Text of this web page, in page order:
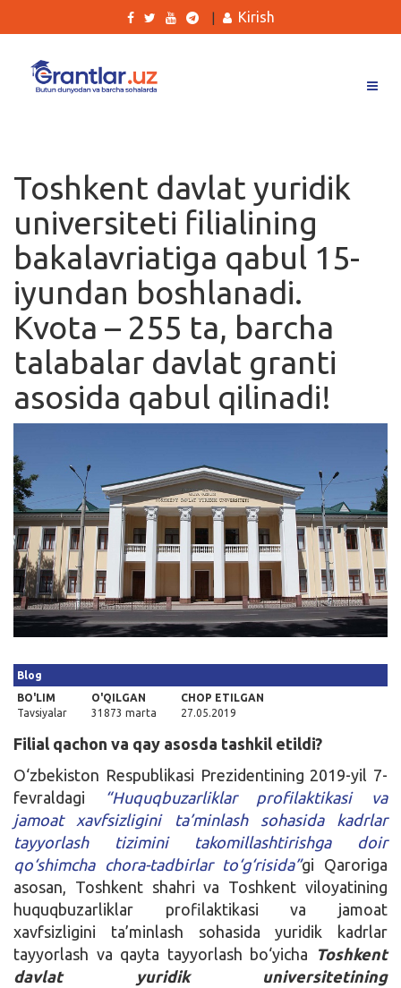
Ishlar
Kurslar
Blog
Yana
Qidirish
Kirish
Kirish
Toshkent davlat yuridik
universiteti filialining
bakalavriatiga qabul 15-
iyundan boshlanadi.
Kvota – 255 ta, barcha
talabalar davlat granti
asosida qabul qilinadi!
Blog
BO'LIM
Tavsiyalar
O'QILGAN
31873 marta
CHOP ETILGAN
27.05.2019
Filial qachon va qay asosda tashkil etildi?
O‘zbekiston Respublikasi Prezidentining 2019-yil 7-
fevraldagi
“Huquqbuzarliklar profilaktikasi va
jamoat xavfsizligini ta’minlash sohasida kadrlar
tayyorlash tizimini takomillashtirishga doir
qo‘shimcha chora-tadbirlar to‘g‘risida”gi Qaroriga
asosan, Toshkent shahri va Toshkent viloyatining
huquqbuzarliklar profilaktikasi va jamoat
xavfsizligini ta’minlash sohasida yuridik kadrlar
tayyorlash va qayta tayyorlash bo‘yicha
Toshkent
davlat yuridik universitetining